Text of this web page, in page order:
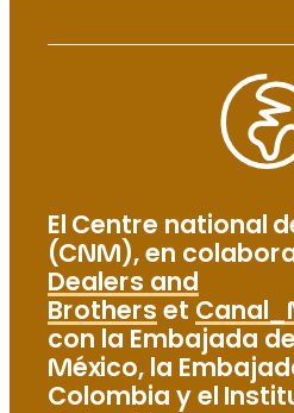
El Centre national
(CNM), en
Dealers and
Brothers et
con la Embajada
México, la
Colombia y el